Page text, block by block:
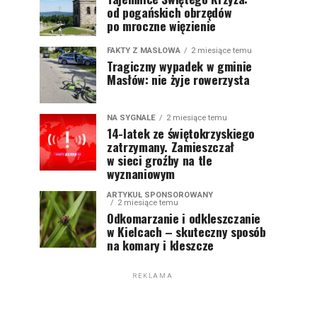
od pogańskich obrzędów
po mroczne więzienie
FAKTY Z MASŁOWA 2 miesiące temu
Tragiczny wypadek w gminie
Masłów: nie żyje rowerzysta
NA SYGNALE 2 miesiące temu
14-latek ze świętokrzyskiego
zatrzymany. Zamieszczał
w sieci groźby na tle
wyznaniowym
ARTYKUŁ SPONSOROWANY
2 miesiące temu
Odkomarzanie i odkleszczanie
w Kielcach – skuteczny sposób
na komary i kleszcze
REKLAMA